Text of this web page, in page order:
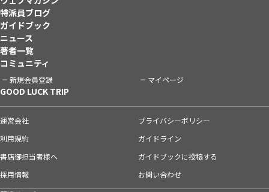
特派員ブログ
ガイドブック
ニュース
著者一覧
コミュニティ
新規会員登録 マイページ
GOOD LUCK TRIP
運営会社
プライバシーポリシー
利用規約
ガイドライン
書店御担当者様へ
ガイドブックに投稿する
採用情報
お問い合わせ